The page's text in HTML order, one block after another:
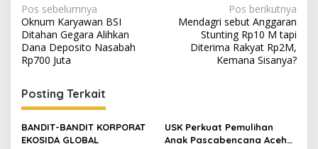
N
a
v
i
g
a
s
Pos sebelumnya
Oknum Karyawan BSI
Ditahan Gegara Alihkan
Dana Deposito Nasabah
Rp700 Juta
Pos berikutnya
Mendagri sebut Anggaran
Stunting Rp10 M tapi
Diterima Rakyat Rp2M,
Kemana Sisanya?
Posting Terkait
BANDIT-BANDIT KORPORAT
EKOSIDA GLOBAL
USK Perkuat Pemulihan
Anak Pascabencana Aceh